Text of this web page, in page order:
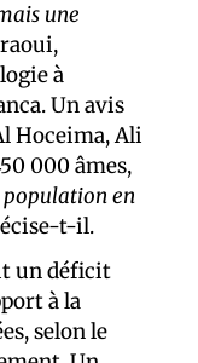
une
à
Un avis
Hoceima, Ali
000 âmes,
population en
t-il.
un déficit
à la
selon le